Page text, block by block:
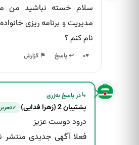
مدیریت و برنامه ریزی
نام کنم ؟
♥۰ ↩ پاسخ ⚑ گزارش
↳در پاسخ بهزری
پشتیبان 2 (زهرا فدایی) ✓
درود دوست عزیز
فعلا آگهی جدیدی منتشر